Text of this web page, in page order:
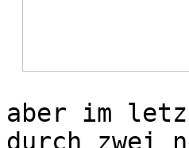
aber im
durch zwei